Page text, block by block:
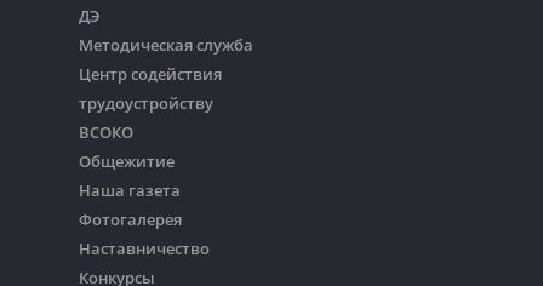
ДЭ
Методическая служба
Центр содействия
трудоустройству
ВСОКО
Общежитие
Наша газета
Фотогалерея
Наставничество
Конкурсы